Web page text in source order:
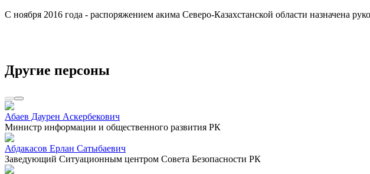
С ноября 2016 года - распоряжением акима Северо-Казахстанской области назначена
Другие персоны
Абаев Даурен Аскербекович
Министр информации и общественного развития РК
Абдакасов Ерлан Сатыбаевич
Заведующий Ситуационным центром Совета Безопасности РК